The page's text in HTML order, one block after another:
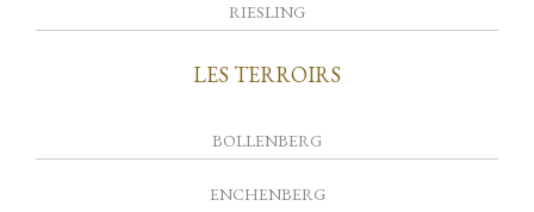
RIESLING
LES TERROIRS
BOLLENBERG
ENCHENBERG